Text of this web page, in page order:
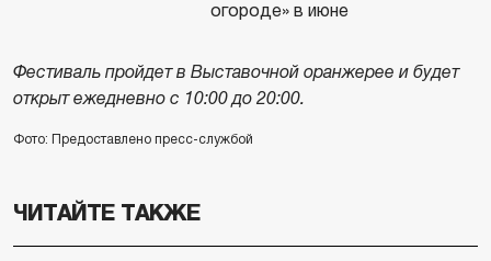
огороде» в июне
Фестиваль пройдет в Выставочной оранжерее и будет
открыт ежедневно с 10:00 до 20:00.
Фото: Предоставлено пресс-службой
ЧИТАЙТЕ ТАКЖЕ